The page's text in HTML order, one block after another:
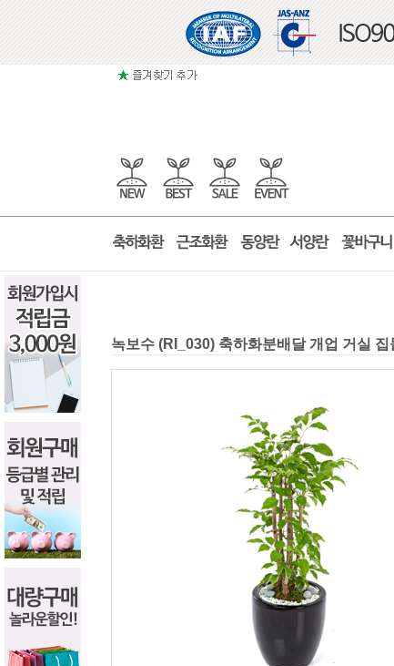
녹보수 (RI_030) 축하화분배달 개업 거실